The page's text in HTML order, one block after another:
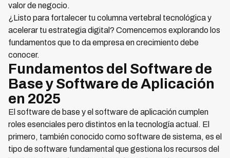
valor de negocio.
¿Listo para fortalecer tu columna vertebral tecnológica y
acelerar tu estrategia digital? Comencemos explorando los
fundamentos que to da empresa en crecimiento debe
conocer.
Fundamentos del Software de
Base y Software de Aplicación
en 2025
El software de base y el software de aplicación cumplen
roles esenciales pero distintos en la tecnología actual. El
primero, también conocido como software de sistema, es el
tipo de software fundamental que gestiona los recursos del